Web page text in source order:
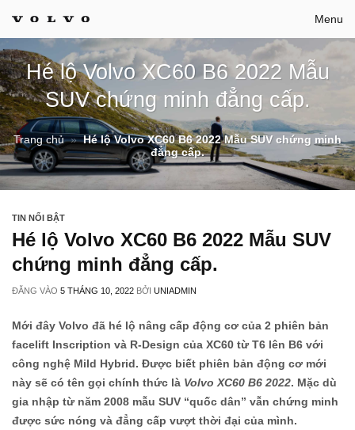
nội
dung
Menu
Hé lộ Volvo XC60 B6 2022 Mẫu
SUV chứng minh đẳng cấp.
Trang chủ » Hé lộ Volvo XC60 B6 2022 Mẫu SUV chứng minh
đẳng cấp.
TIN NỔI BẬT
Hé lộ Volvo XC60 B6 2022 Mẫu SUV
chứng minh đẳng cấp.
ĐĂNG VÀO 5 THÁNG 10, 2022 BỞI UNIADMIN
Mới đây Volvo đã hé lộ nâng cấp động cơ của 2 phiên bản
facelift Inscription và R-Design của XC60 từ T6 lên B6 với
công nghệ Mild Hybrid. Được biết phiên bản động cơ mới
này sẽ có tên gọi chính thức là Volvo XC60 B6 2022. Mặc dù
gia nhập từ năm 2008 mẫu SUV “quốc dân” vẫn chứng minh
được sức nóng và đẳng cấp vượt thời đại của mình.